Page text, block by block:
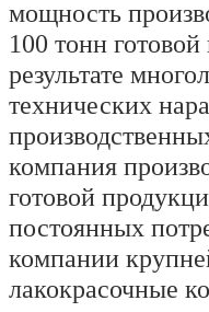
мощность
100 тонн
результате
технических
компания
готовой
постоянных
компании
лакокрасочные